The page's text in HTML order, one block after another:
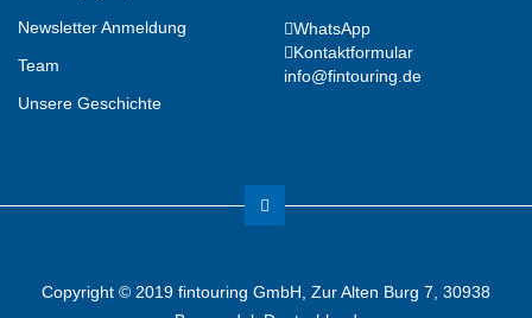
Newsletter Anmeldung
Team
Unsere Geschichte
WhatsApp
Kontaktformular
info@fintouring.de
Copyright © 2019 fintouring GmbH, Zur Alten Burg 7, 30938
99%
SEHR GUT